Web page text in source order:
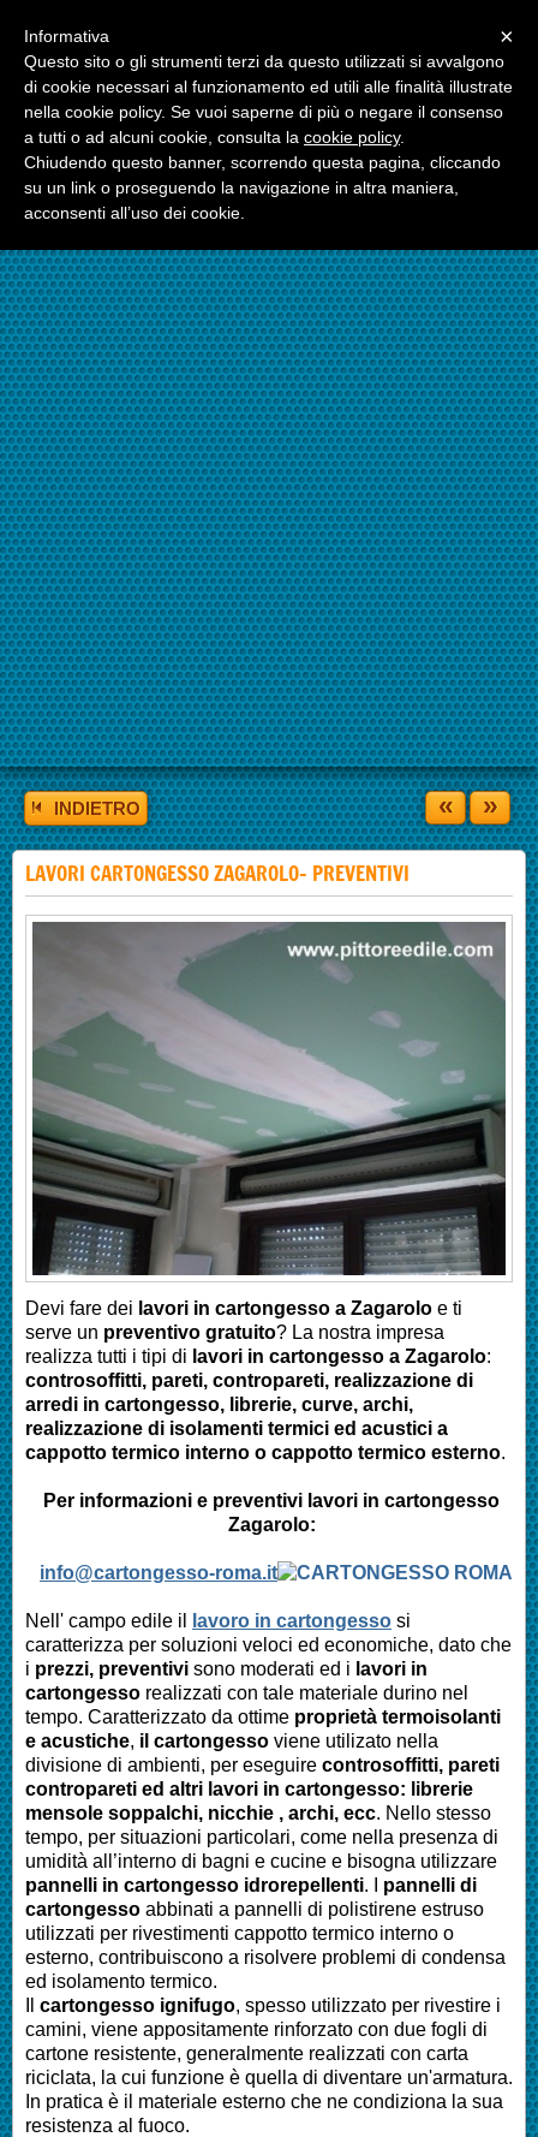
☎324.7403485
INDIETRO « »
LAVORI CARTONGESSO ZAGAROLO- PREVENTIVI
Devi fare dei lavori in cartongesso a Zagarolo e ti
serve un preventivo gratuito? La nostra impresa
realizza tutti i tipi di lavori in cartongesso a Zagarolo:
controsoffitti, pareti, contropareti, realizzazione di
arredi in cartongesso, librerie, curve, archi,
realizzazione di isolamenti termici ed acustici a
cappotto termico interno o cappotto termico esterno.
Per informazioni e preventivi lavori in cartongesso
Zagarolo:
info@cartongesso-roma.it
Nell' campo edile il lavoro in cartongesso si
caratterizza per soluzioni veloci ed economiche, dato che
i prezzi, preventivi sono moderati ed i lavori in
cartongesso realizzati con tale materiale durino nel
tempo. Caratterizzato da ottime proprietà termoisolanti
e acustiche, il cartongesso viene utilizato nella
divisione di ambienti, per eseguire controsoffitti, pareti
contropareti ed altri lavori in cartongesso: librerie
mensole soppalchi, nicchie , archi, ecc. Nello stesso
tempo, per situazioni particolari, come nella presenza di
umidità all’interno di bagni e cucine e bisogna utilizzare
pannelli in cartongesso idrorepellenti. I pannelli di
cartongesso abbinati a pannelli di polistirene estruso
utilizzati per rivestimenti cappotto termico interno o
esterno, contribuiscono a risolvere problemi di condensa
ed isolamento termico.
cartongesso ignifugo, spesso utilizzato per rivestire i
camini, viene appositamente rinforzato con due fogli di
cartone resistente, generalmente realizzati con carta
riciclata, la cui funzione è quella di diventare un'armatura.
In pratica è il materiale esterno che ne condiziona la sua
resistenza al fuoco.
×
Informativa
Questo sito o gli strumenti terzi da questo utilizzati si avvalgono
di cookie necessari al funzionamento ed utili alle finalità illustrate
nella cookie policy. Se vuoi saperne di più o negare il consenso
a tutti o ad alcuni cookie, consulta la cookie policy.
Chiudendo questo banner, scorrendo questa pagina, cliccando
su un link o proseguendo la navigazione in altra maniera,
acconsenti all’uso dei cookie.